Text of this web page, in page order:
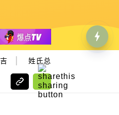
| 姓氏总联改选 陈湘发任新总